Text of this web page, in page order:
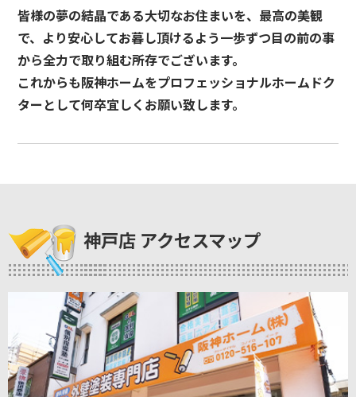
皆様の夢の結晶である大切なお住まいを、最高の美観
で、より安心してお暮し頂けるよう一歩ずつ目の前の事
から全力で取り組む所存でございます。
これからも阪神ホームをプロフェッショナルホームドク
ターとして何卒宜しくお願い致します。
神戸店 アクセスマップ